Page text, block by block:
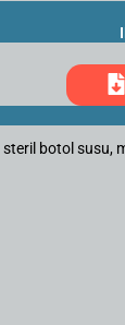
botol susu,